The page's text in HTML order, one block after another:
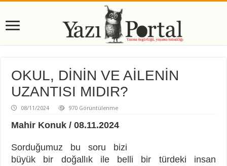
OKUL, DİNİN VE AİLENİN
UZANTISI MIDIR?
08/11/2024 970 Görüntülenme
Mahir Konuk / 08.11.2024
Sorduğumuz bu soru bizi
büyük bir doğallık ile belli bir türdeki insan